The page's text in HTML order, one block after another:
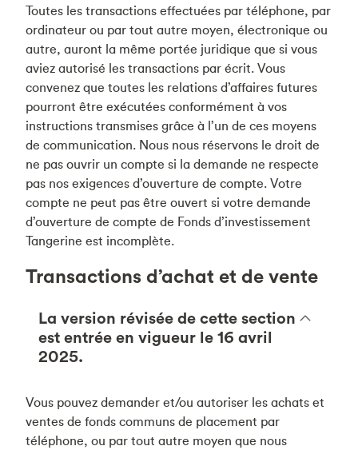
Toutes les transactions effectuées par téléphone, par
ordinateur ou par tout autre moyen, électronique ou
autre, auront la même portée juridique que si vous
aviez autorisé les transactions par écrit. Vous
convenez que toutes les relations d’affaires futures
pourront être exécutées conformément à vos
instructions transmises grâce à l’un de ces moyens
de communication. Nous nous réservons le droit de
ne pas ouvrir un compte si la demande ne respecte
pas nos exigences d’ouverture de compte. Votre
compte ne peut pas être ouvert si votre demande
d’ouverture de compte de Fonds d’investissement
Tangerine est incomplète.
Transactions d’achat et de vente
La version révisée de cette section
est entrée en vigueur le 16 avril
2025.
Vous pouvez demander et/ou autoriser les achats et
ventes de fonds communs de placement par
téléphone, ou par tout autre moyen que nous